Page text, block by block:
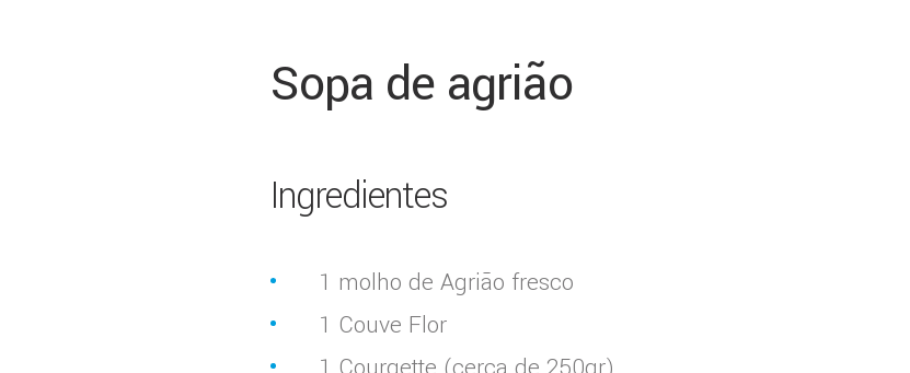
Sopa de agrião
Ingredientes
1 molho de Agrião fresco
1 Couve Flor